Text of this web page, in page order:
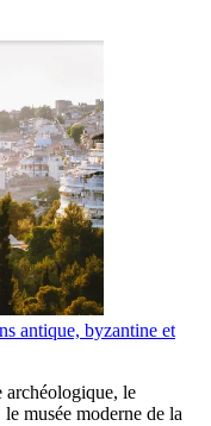
antique, byzantine et
archéologique, le
musée moderne de la